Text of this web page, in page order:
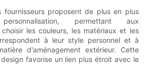
fournisseurs proposent de plus en plus
permettant aux
les couleurs, les matériaux et les
à leur style personnel et à
d'aménagement extérieur. Cette
favorise un lien plus étroit avec le